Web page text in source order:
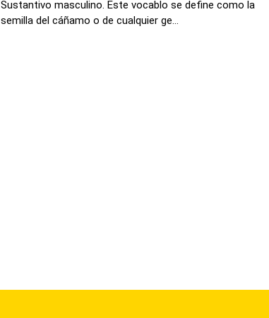
Sustantivo masculino. Este vocablo se define como la
semilla del cáñamo o de cualquier ge...